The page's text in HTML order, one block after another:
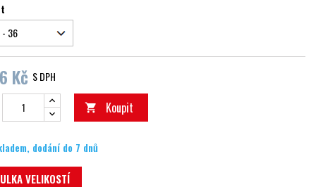
Kč S DPH
 Koupit
dodání do 7 dnů
VELIKOSTÍ